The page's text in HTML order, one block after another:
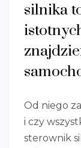
silnika
Od niego
i czy
sterownik